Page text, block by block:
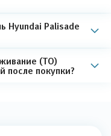
Hyundai Palisade
(ТО)
после покупки?